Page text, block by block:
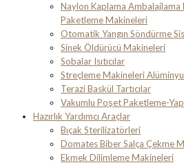
Naylon Kaplama Ambalajlama
Paketleme Makineleri
Otomatik Yangın Söndürme
Sinek Öldürücü Makineleri
Sobalar Isıtıcılar
Streçleme Makineleri
Terazi Baskül Tartıcılar
Vakumlu Poşet Paketleme-
Hazırlık Yardımcı Araçlar
Bıçak Sterilizatörleri
Domates Biber Salça Çekme
Ekmek Dilimleme Makineleri